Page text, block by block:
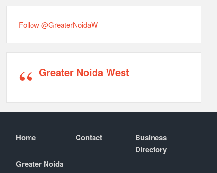
Follow @GreaterNoidaW
Greater Noida West
Home Contact
Business
Directory
Greater Noida